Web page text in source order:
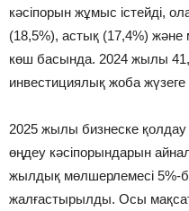
кәсіпорын жұмыс істейді,
(18,5%), астық (17,4%) және
көш басында. 2024 жылы
инвестициялық жоба
2025 жылы бизнеске
өңдеу кәсіпорындарын
жылдық мөлшерлемесі 5%-
жалғастырылды. Осы